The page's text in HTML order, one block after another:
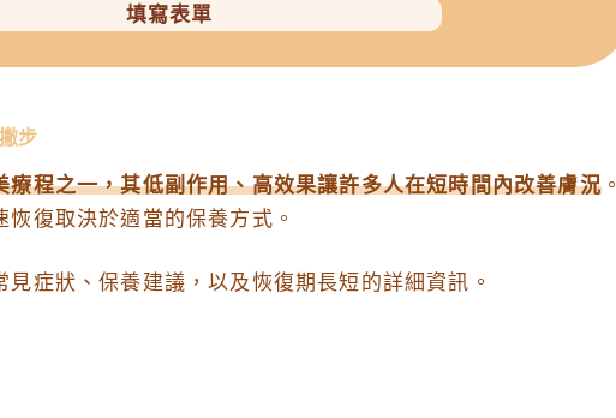
填寫表單
步
程之一，其低副作用、高效果讓許多人在短時間內改善膚況。
復取決於適當的保養方式。
症狀、保養建議，以及恢復期長短的詳細資訊。